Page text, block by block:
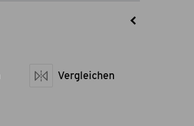
40 x 8,5 x 4,5
Vergleichen